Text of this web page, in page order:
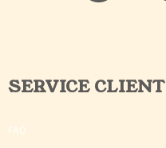
SERVICE CLIENT
FAQ